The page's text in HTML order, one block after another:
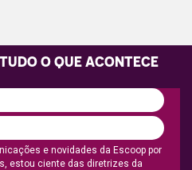
O QUE ACONTECE
e novidades da Escoop por
estou ciente das diretrizes da